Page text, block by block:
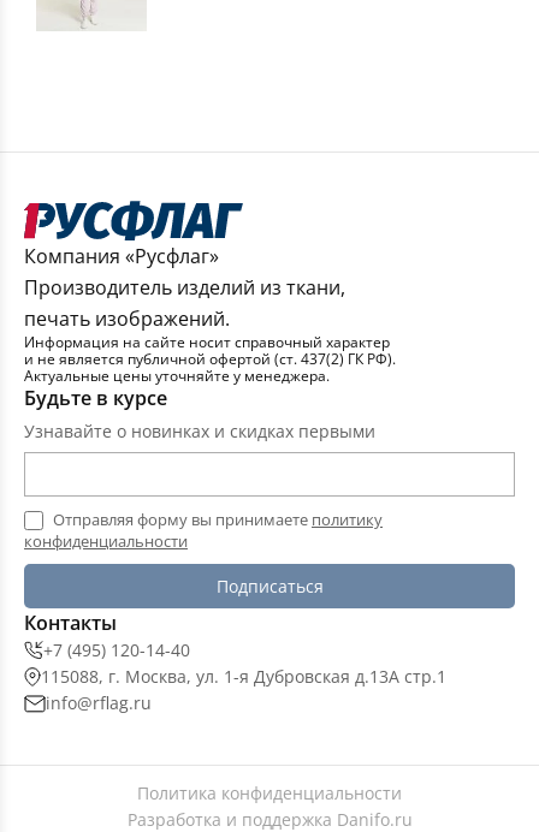
Компания «Русфлаг»
Производитель изделий из ткани,
печать изображений.
Информация на сайте носит справочный характер
и не является публичной офертой (ст. 437(2) ГК РФ).
Актуальные цены уточняйте у менеджера.
Будьте в курсе
Узнавайте о новинках и скидках первыми
Отправляя форму вы принимаете политику
конфиденциальности
Подписаться
Контакты
+7 (495) 120-14-40
115088, г. Москва, ул. 1-я Дубровская д.13А стр.1
info@rflag.ru
Политика конфиденциальности
Разработка и поддержка Danifo.ru